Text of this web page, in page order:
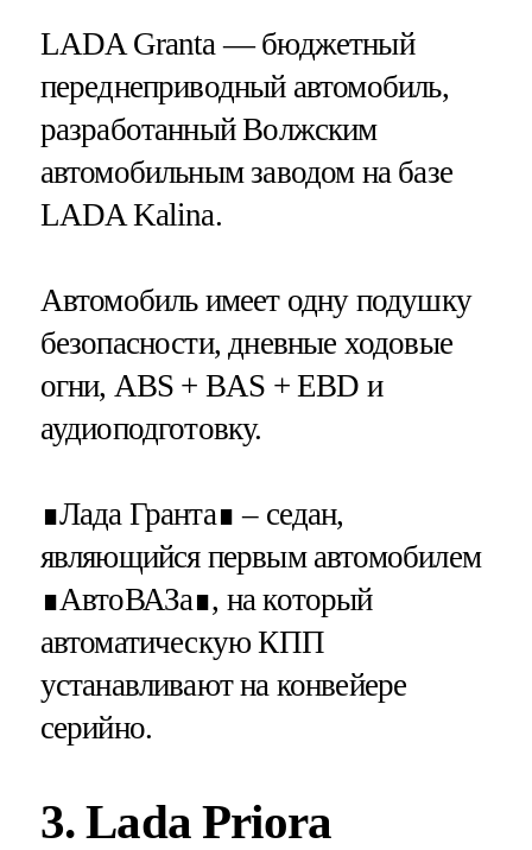
LADA Granta — бюджетный
переднеприводный автомобиль,
разработанный Волжским
автомобильным заводом на базе
LADA Kalina.
Автомобиль имеет одну подушку
безопасности, дневные ходовые
огни, ABS + BAS + EBD и
аудиоподготовку.
∎Лада Гранта∎ – седан,
являющийся первым автомобилем
∎АвтоВАЗа∎, на который
автоматическую КПП
устанавливают на конвейере
серийно.
3. Lada Priora